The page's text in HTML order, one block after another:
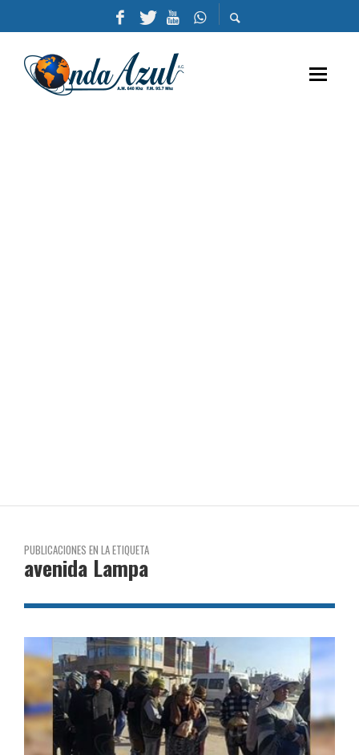
PUBLICACIONES EN LA ETIQUETA
avenida Lampa